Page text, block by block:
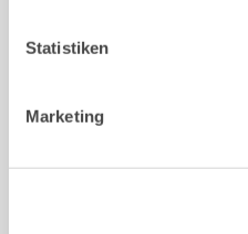
Buchungen von Bibliotheks-
Buchungen durchführen zu
Statistiken
Marketing